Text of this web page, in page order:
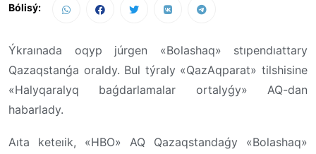
Bólisý:
Ýkraınada oqyp júrgen «Bolashaq» stıpendıattary
Qazaqstanǵa oraldy. Bul týraly «QazAqparat» tilshisine
«Halyqaralyq baǵdarlamalar ortalyǵy» AQ-dan
habarlady.
Aıta keteıik, «HBO» AQ Qazaqstandaǵy «Bolashaq»